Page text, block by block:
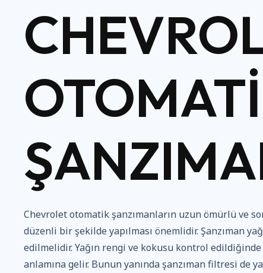
Chevrolet otomatik şanzımanların uzun ömürlü ve
düzenli bir şekilde yapılması önemlidir. Şanzıman
edilmelidir. Yağın rengi ve kokusu kontrol
anlamına gelir. Bunun yanında şanzıman filtresi